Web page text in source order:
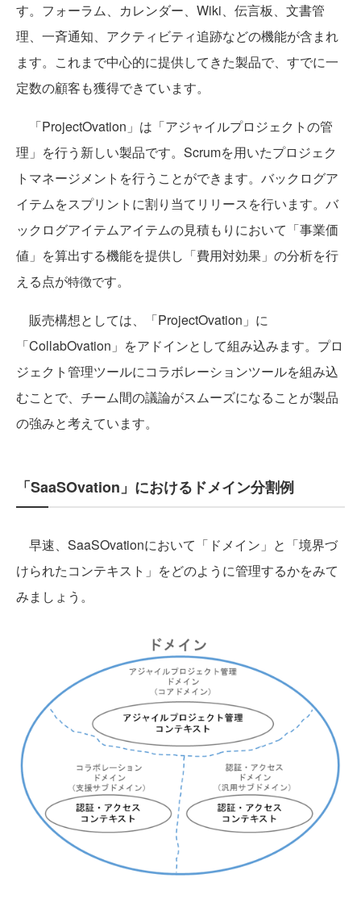
す。フォーラム、カレンダー、Wiki、伝言板、文書管
理、一斉通知、アクティビティ追跡などの機能が含まれ
ます。これまで中心的に提供してきた製品で、すでに一
定数の顧客も獲得できています。
「ProjectOvation」は「アジャイルプロジェクトの管
理」を行う新しい製品です。Scrumを用いたプロジェク
トマネージメントを行うことができます。バックログア
イテムをスプリントに割り当てリリースを行います。バ
ックログアイテムアイテムの見積もりにおいて「事業価
値」を算出する機能を提供し「費用対効果」の分析を行
える点が特徴です。
販売構想としては、「ProjectOvation」に
「CollabOvation」をアドインとして組み込みます。プロ
ジェクト管理ツールにコラボレーションツールを組み込
むことで、チーム間の議論がスムーズになることが製品
の強みと考えています。
「SaaSOvation」におけるドメイン分割例
早速、SaaSOvationにおいて「ドメイン」と「境界づ
けられたコンテキスト」をどのように管理するかをみて
みましょう。